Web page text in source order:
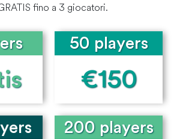
fino a 3 giocatori.
50 players
€150
200 players